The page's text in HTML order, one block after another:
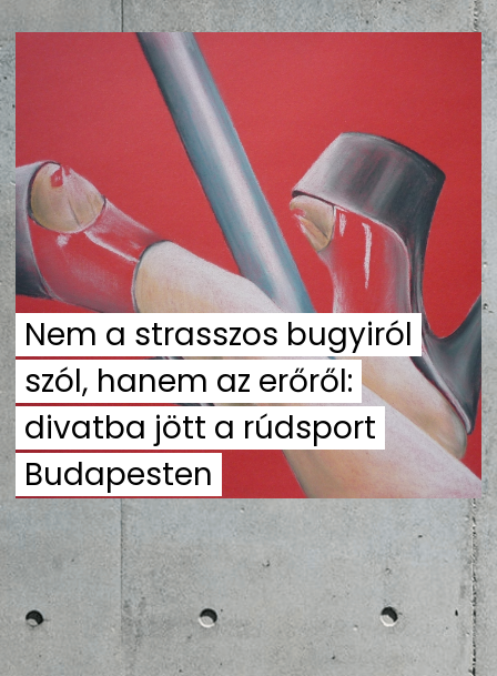
HIP
KULT
UTCA
ZENE
MÉDIAAJÁNLAT
IMPRESSZUM
PR-ARCHÍVUM
ADATKEZELÉSI TÁJÉKOZTATÓ
Nem a strasszos bugyiról
szól, hanem az erőről:
divatba jött a rúdsport
Budapesten